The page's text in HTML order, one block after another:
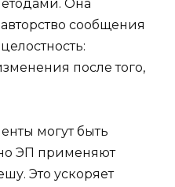
Она
сообщения
после того,
могут быть
ЭП применяют
Это ускоряет